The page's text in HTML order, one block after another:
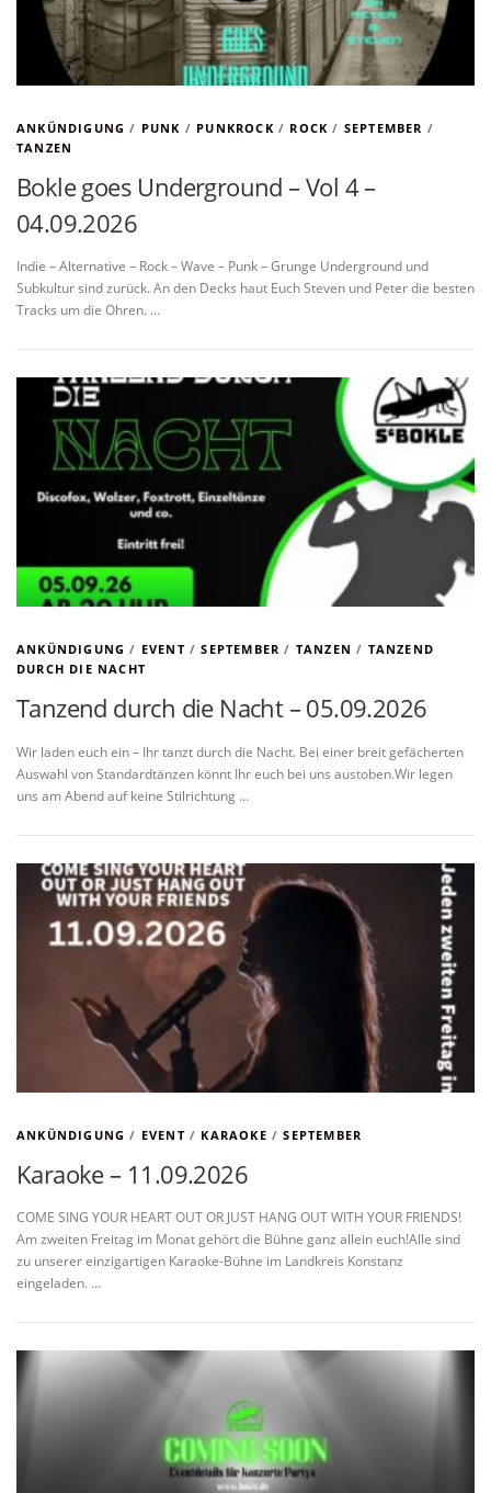
ANKÜNDIGUNG / PUNK / PUNKROCK / ROCK / SEPTEMBER /
TANZEN
Bokle goes Underground – Vol 4 –
04.09.2026
Indie – Alternative – Rock – Wave – Punk – Grunge Underground und
Subkultur sind zurück. An den Decks haut Euch Steven und Peter die besten
Tracks um die Ohren. …
ANKÜNDIGUNG / EVENT/SEPTEMBER / TANZEN / TANZEND
DURCH DIE NACHT
Tanzend durch die Nacht – 05.09.2026
Wir laden euch ein – Ihr tanzt durch die Nacht. Bei einer breit gefächerten
Auswahl von Standardtänzen könnt Ihr euch bei uns austoben.Wir legen
uns am Abend auf keine Stilrichtung …
ANKÜNDIGUNG / EVENT/ KARAOKE /SEPTEMBER
Karaoke – 11.09.2026
COME SING YOUR HEART OUT OR JUST HANG OUT WITH YOUR FRIENDS!
Am zweiten Freitag im Monat gehört die Bühne ganz allein euch!Alle sind
zu unserer einzigartigen Karaoke-Bühne im Landkreis Konstanz
eingeladen. …